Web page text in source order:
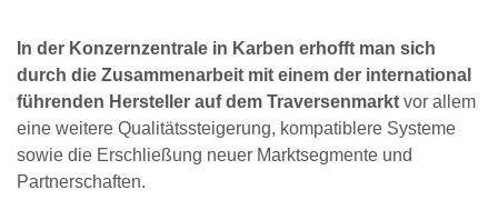
In der Konzernzentrale in Karben erhofft man sich
durch die Zusammenarbeit mit einem der international
führenden Hersteller auf dem Traversenmarkt vor allem
eine weitere Qualitätssteigerung, kompatiblere Systeme
sowie die Erschließung neuer Marktsegmente und
Partnerschaften.